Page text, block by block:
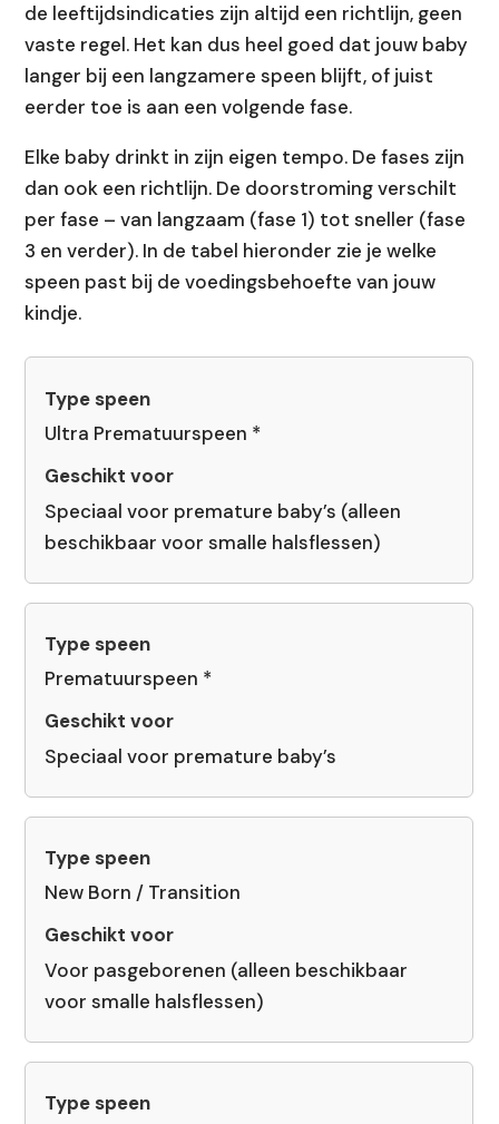
de leeftijdsindicaties zijn altijd een richtlijn, geen
vaste regel. Het kan dus heel goed dat jouw baby
langer bij een langzamere speen blijft, of juist
eerder toe is aan een volgende fase.
Elke baby drinkt in zijn eigen tempo. De fases zijn
dan ook een richtlijn. De doorstroming verschilt
per fase – van langzaam (fase 1) tot sneller (fase
3 en verder). In de tabel hieronder zie je welke
speen past bij de voedingsbehoefte van jouw
kindje.
Ultra Prematuurspeen *
Speciaal voor premature baby’s (alleen
beschikbaar voor smalle halsflessen)
Prematuurspeen *
Speciaal voor premature baby’s
New Born / Transition
Voor pasgeborenen (alleen beschikbaar
voor smalle halsflessen)